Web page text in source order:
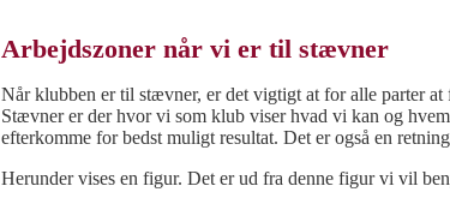
Arbejdszoner når vi er til stævner
Når klubben er til stævner, er det vigtigt at for alle parter
Stævner er der hvor vi som klub viser hvad vi kan og
efterkomme for bedst muligt resultat. Det er også en
Herunder vises en figur. Det er ud fra denne figur vi vil